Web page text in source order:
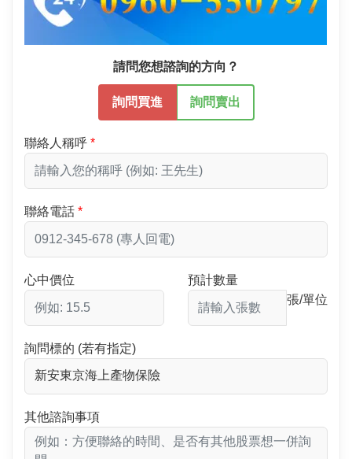
請問您想諮詢的方向？
詢問買進 詢問賣出
聯絡人稱呼
聯絡電話
心中價位
預計數量
張/單位
詢問標的 (若有指定)
其他諮詢事項